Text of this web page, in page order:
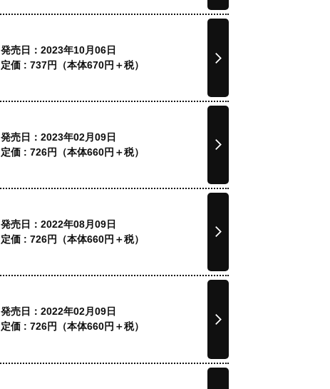
発売日：2023年10月06日
定価 : 737円（本体670円＋税）
発売日：2023年02月09日
定価 : 726円（本体660円＋税）
発売日：2022年08月09日
定価 : 726円（本体660円＋税）
発売日：2022年02月09日
定価 : 726円（本体660円＋税）